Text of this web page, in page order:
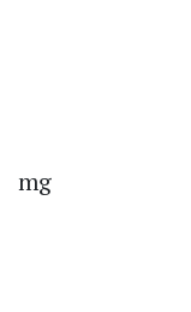
mg